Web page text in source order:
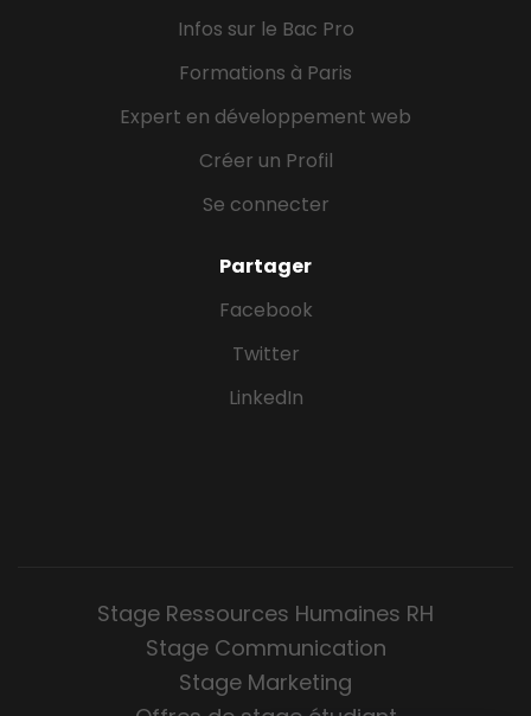
Infos sur le Bac Pro
Formations à Paris
Expert en développement web
Créer un Profil
Se connecter
Partager
Facebook
Twitter
LinkedIn
Stage Ressources Humaines RH
Stage Communication
Stage Marketing